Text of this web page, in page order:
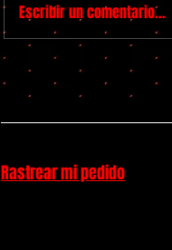
Escribir un comentario...
Rastrear mi pedido